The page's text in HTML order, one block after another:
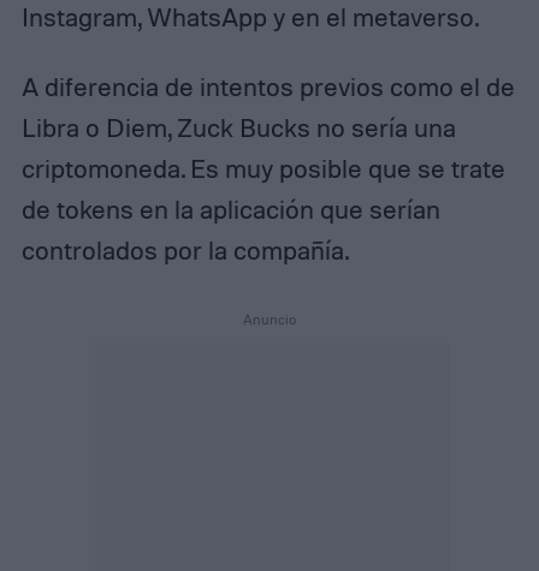
Instagram, WhatsApp y en el metaverso.
A diferencia de intentos previos como el de
Libra o Diem, Zuck Bucks no sería una
criptomoneda. Es muy posible que se trate
de tokens en la aplicación que serían
controlados por la compañía.